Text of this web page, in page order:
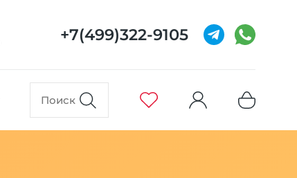
+7(499)322-9105